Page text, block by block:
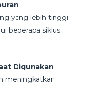
yang lebih tinggi
beberapa siklus
Digunakan
meningkatkan